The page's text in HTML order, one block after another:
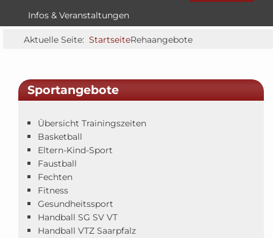
Infos & Veranstaltungen
Aktuelle Seite: StartseiteRehaangebote
Sportangebote
Übersicht Trainingszeiten
Basketball
Eltern-Kind-Sport
Faustball
Fechten
Fitness
Gesundheitssport
Handball SG SV VT
Handball VTZ Saarpfalz